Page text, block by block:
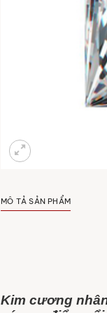
MÔ TẢ SẢN PHẨM
Kim cương